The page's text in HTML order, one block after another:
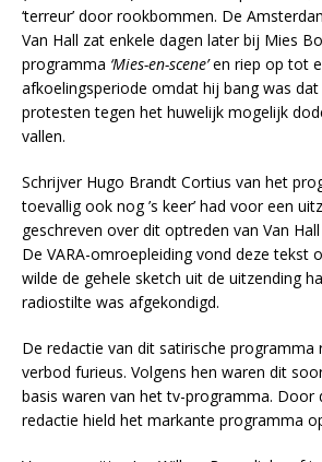
‘terreur’ door rookbommen. De
Van Hall zat enkele dagen later bij Mies
programma ‘Mies-en-scene’en riep op tot
afkoelingsperiode omdat hij bang was
protesten tegen het huwelijk mogelijk
vallen.
Schrijver Hugo Brandt Cortius van het
toevallig ook nog ’s keer’ had voor een
geschreven over dit optreden van Van
De VARA-omroepleiding vond deze tekst
wilde de gehele sketch uit de uitzending
radiostilte was afgekondigd.
De redactie van dit satirische programma
verbod furieus. Volgens hen waren dit
basis waren van het tv-programma. Door
redactie hield het markante programma